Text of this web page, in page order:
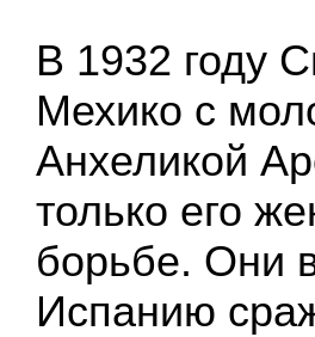
В 1932 году
Мехико с
Анхеликой
только его
борьбе. Они
Испанию